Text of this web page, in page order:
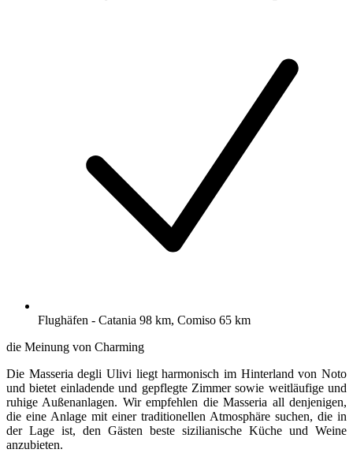
Flughäfen - Catania 98 km, Comiso 65 km
die Meinung von Charming
Die Masseria degli Ulivi liegt harmonisch im Hinterland von Noto
und bietet einladende und gepflegte Zimmer sowie weitläufige und
ruhige Außenanlagen. Wir empfehlen die Masseria all denjenigen,
die eine Anlage mit einer traditionellen Atmosphäre suchen, die in
der Lage ist, den Gästen beste sizilianische Küche und Weine
anzubieten.